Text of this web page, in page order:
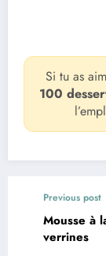
Si tu as
100
Previous post
Mousse à
verrines